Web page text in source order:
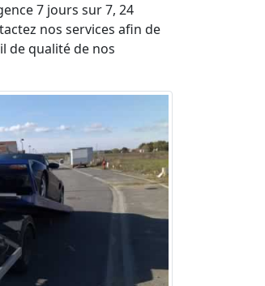
7 jours sur 7, 24
nos services afin de
de qualité de nos